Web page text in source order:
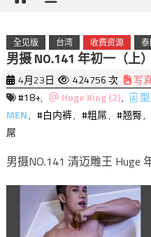
全见版 台湾 收费资源
男摄 NO.141 年初一（上）
4月23日 424756 次
写
#18+, Huge King (2),
MEN, #白内裤, #粗屌, #翘臀,
屌
男摄NO.141 清迈雕王 Huge